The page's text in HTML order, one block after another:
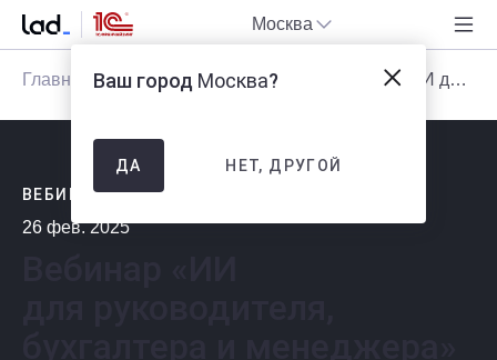
Москва
Главная Блог Мероприятия Вебинар «ИИ для руководителя, бухгалтера и менеджера»
ВЕБИНАР ЗАВЕРШЕН
26 фев. 2025
Ваш город Москва?
ДА НЕТ, ДРУГОЙ